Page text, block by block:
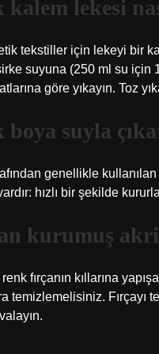
lekesi
tekstiller için lekeyi bir
suyuna (250 ml su için
göre yıkayın. Toz
suyla
genellikle
hızlı bir şekilde
kurumuş
fırçanın kıllarına
temizlemelisiniz. Fırçayı